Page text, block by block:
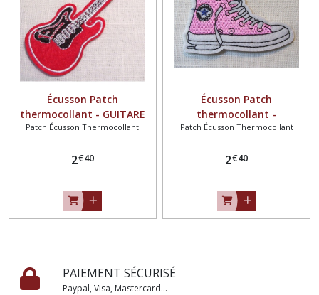
Écusson Patch
thermocollant - GUITARE
ROUGE MUSIQUE ** 4,5 x 10
Patch Écusson Thermocollant
2€40
Écusson Patch
thermocollant -
CHAUSSURES SPORT BASKET
Applique à repasser
Patch Écusson Thermocollant
2€40
PAIEMENT SÉCURISÉ
Paypal, Visa, Mastercard...